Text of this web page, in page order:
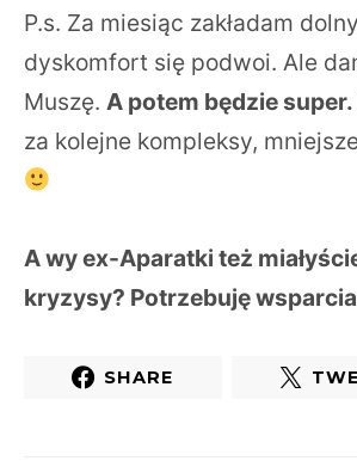
P.s. Za miesiąc zakładam
dyskomfort się podwoi. Ale
Muszę. A potem będzie super.
za kolejne kompleksy,
A wy ex-Aparatki też
kryzysy? Potrzebuję
SHARE